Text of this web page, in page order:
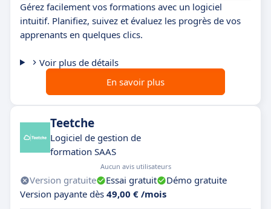
Gérez facilement vos formations avec un logiciel
intuitif. Planifiez, suivez et évaluez les progrès de vos
apprenants en quelques clics.
Voir plus de détails
En savoir plus
Teetche
Logiciel de gestion de
formation SAAS
Aucun avis utilisateurs
Version gratuite Essai gratuit
Démo gratuite
Version payante dès 49,00 € /mois